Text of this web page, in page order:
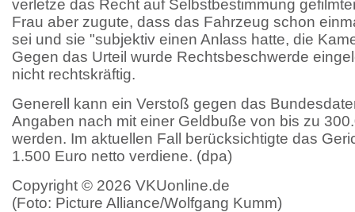
verletze das Recht auf Selbstbestimmung
Frau aber zugute, dass das Fahrzeug schon
sei und sie "subjektiv einen Anlass hatte, die
Gegen das Urteil wurde Rechtsbeschwerde
nicht rechtskräftig.
Generell kann ein Verstoß gegen das
Angaben nach mit einer Geldbuße von bis zu
werden. Im aktuellen Fall berücksichtigte das
1.500 Euro netto verdiene. (dpa)
Copyright © 2026 VKUonline.de
(Foto: Picture Alliance/Wolfgang Kumm)